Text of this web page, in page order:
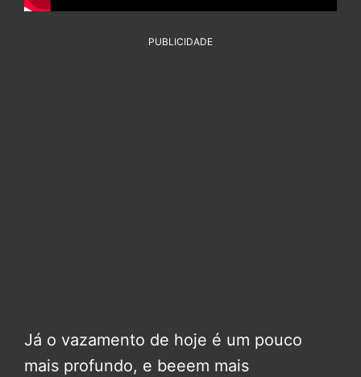
PUBLICIDADE
Já o vazamento de hoje é um pouco
mais profundo, e beeem mais